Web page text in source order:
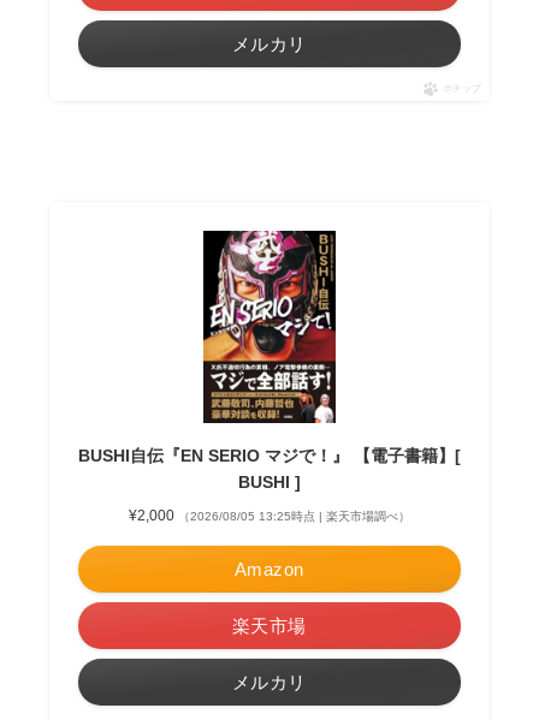
メルカリ
ポチップ
BUSHI自伝『EN SERIO マジで！』 【電子書籍】[
BUSHI ]
¥2,000 （2026/08/05 13:25時点 | 楽天市場調べ）
Amazon
楽天市場
メルカリ